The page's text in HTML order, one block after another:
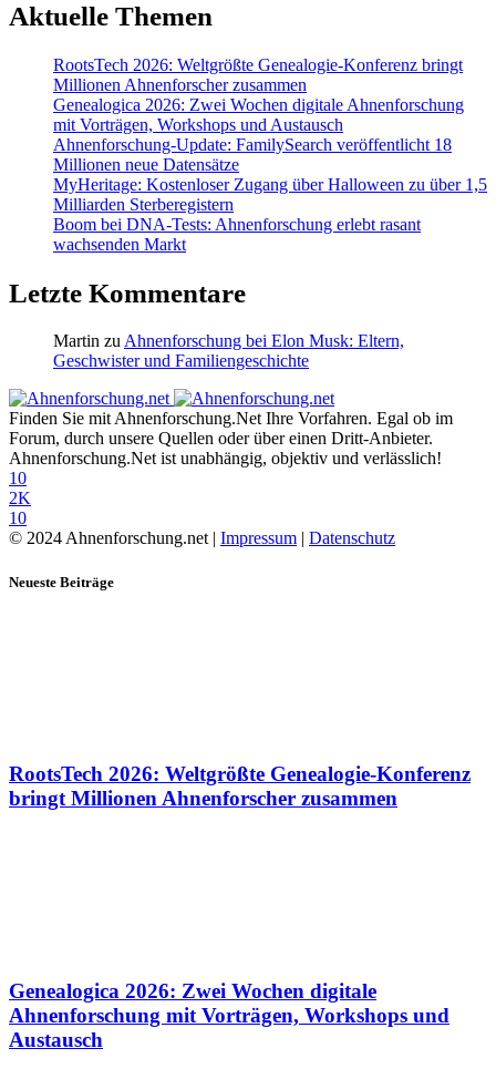
Aktuelle Themen
RootsTech 2026: Weltgrößte Genealogie-Konferenz bringt
Millionen Ahnenforscher zusammen
Genealogica 2026: Zwei Wochen digitale Ahnenforschung
mit Vorträgen, Workshops und Austausch
Ahnenforschung-Update: FamilySearch veröffentlicht 18
Millionen neue Datensätze
MyHeritage: Kostenloser Zugang über Halloween zu über 1,5
Milliarden Sterberegistern
Boom bei DNA-Tests: Ahnenforschung erlebt rasant
wachsenden Markt
Letzte Kommentare
Martin zu Ahnenforschung bei Elon Musk: Eltern,
Geschwister und Familiengeschichte
Finden Sie mit Ahnenforschung.Net Ihre Vorfahren. Egal ob im
Forum, durch unsere Quellen oder über einen Dritt-Anbieter.
Ahnenforschung.Net ist unabhängig, objektiv und verlässlich!
10
2K
10
© 2024 Ahnenforschung.net | Impressum | Datenschutz
Neueste Beiträge
RootsTech 2026: Weltgrößte Genealogie-Konferenz
bringt Millionen Ahnenforscher zusammen
Genealogica 2026: Zwei Wochen digitale
Ahnenforschung mit Vorträgen, Workshops und
Austausch